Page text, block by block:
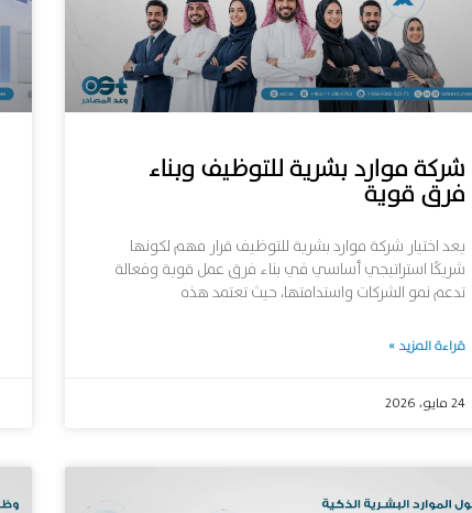
شركة موارد بشرية للتوظيف وبناء
فرق قوية
يعد اختيار شركة موارد بشرية للتوظيف قرار مهم لكونها
شريكًا استراتيجي أساسي في بناء فرق عمل قوية وفعالة
تدعم نمو الشركات واستدامتها، حيث تعتمد هذه
قراءة المزيد »
24 مايو، 2026